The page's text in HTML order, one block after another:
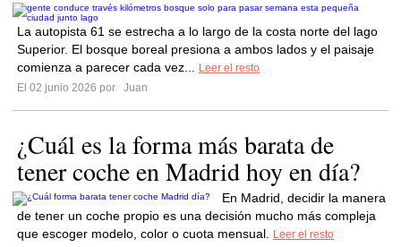
La autopista 61 se estrecha a lo largo de la costa norte del lago
Superior. El bosque boreal presiona a ambos lados y el paisaje
comienza a parecer cada vez...
Leer el resto
El 02 junio 2026 por
Juan
¿Cuál es la forma más barata de
tener coche en Madrid hoy en día?
En Madrid, decidir la manera
de tener un coche propio es una decisión mucho más compleja
que escoger modelo, color o cuota mensual.
Leer el resto